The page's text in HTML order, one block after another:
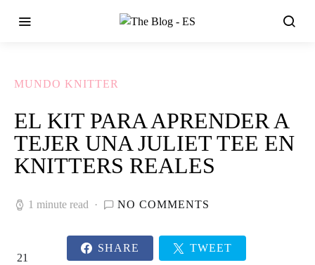
MUNDO KNITTER
EL KIT PARA APRENDER A
TEJER UNA JULIET TEE EN
KNITTERS REALES
1 minute read NO COMMENTS
21
SHARE TWEET